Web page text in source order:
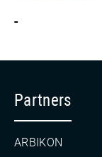
-
Partners
ARBIKON